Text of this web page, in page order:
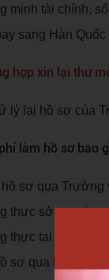
minh tài chính,
sang Hàn
hợp xin lại thư
lý lại hồ sơ của
làm hồ sơ bao
sơ qua Trường
thực sở ngoại vụ
thực tại Đại sứ
sơ qua Hàn Quốc